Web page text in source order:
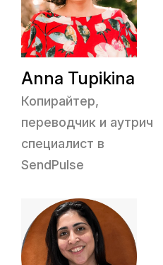
Anna Tupikina
Копирайтер,
переводчик и аутрич
специалист в
SendPulse